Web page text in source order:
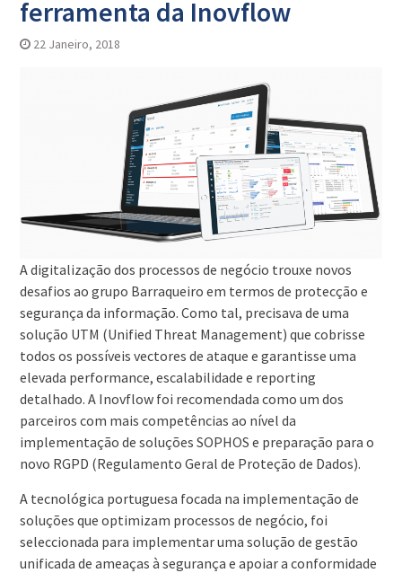
ferramenta da Inovflow
22 Janeiro, 2018
A digitalização dos processos de negócio trouxe novos
desafios ao grupo Barraqueiro em termos de protecção e
segurança da informação. Como tal, precisava de uma
solução UTM (Unified Threat Management) que cobrisse
todos os possíveis vectores de ataque e garantisse uma
elevada performance, escalabilidade e reporting
detalhado. A Inovflow foi recomendada como um dos
parceiros com mais competências ao nível da
implementação de soluções SOPHOS e preparação para o
novo RGPD (Regulamento Geral de Proteção de Dados).
A tecnológica portuguesa focada na implementação de
soluções que optimizam processos de negócio, foi
seleccionada para implementar uma solução de gestão
unificada de ameaças à segurança e apoiar a conformidade